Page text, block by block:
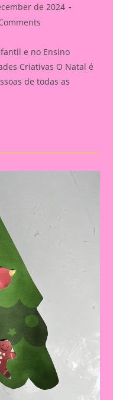
de 2024
e no Ensino
Criativas O Natal é
de todas as